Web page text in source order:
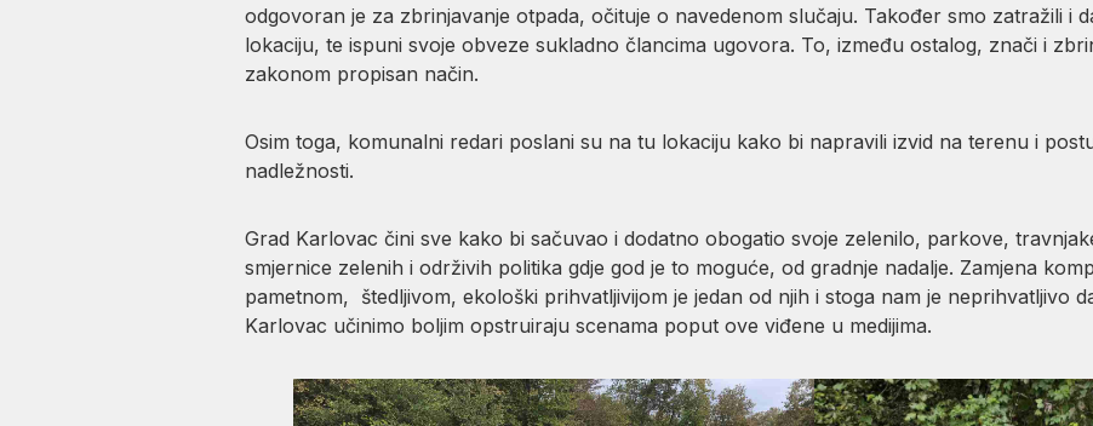
odgovoran je za zbrinjavanje otpada, očituje o navedenom slučaju. Također smo zatražili i
lokaciju, te ispuni svoje obveze sukladno člancima ugovora. To, između ostalog, znači i
zakonom propisan način.
Osim toga, komunalni redari poslani su na tu lokaciju kako bi napravili izvid na terenu i
nadležnosti.
Grad Karlovac čini sve kako bi sačuvao i dodatno obogatio svoje zelenilo, parkove,
smjernice zelenih i održivih politika gdje god je to moguće, od gradnje nadalje. Zamjena
pametnom, štedljivom, ekološki prihvatljivijom je jedan od njih i stoga nam je neprihvatljivo
Karlovac učinimo boljim opstruiraju scenama poput ove viđene u medijima.